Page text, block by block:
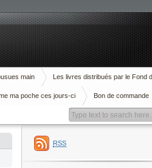
main Les livres distribués par le Fond
ma poche ces jours-ci Bon de commande
RSS